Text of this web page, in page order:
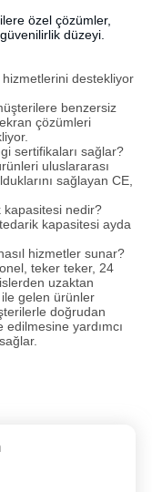
özel çözümler,
düzeyi.
destekliyor
benzersiz
çözümleri
sertifikaları sağlar?
uluslararası
sağlayan CE,
kapasitesi nedir?
kapasitesi ayda
hizmetler sunar?
teker teker, 24
uzaktan
gelen ürünler
doğrudan
yardımcı